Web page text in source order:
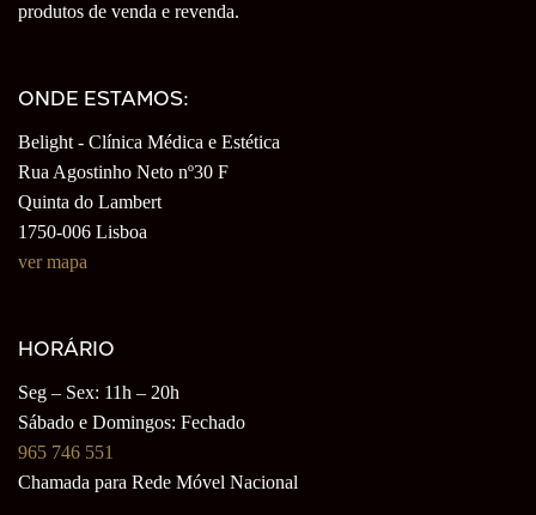
produtos de venda e revenda.
ONDE ESTAMOS:
Belight - Clínica Médica e Estética
Rua Agostinho Neto nº30 F
Quinta do Lambert
1750-006 Lisboa
ver mapa
HORÁRIO
Seg – Sex: 11h – 20h
Sábado e Domingos: Fechado
965 746 551
Chamada para Rede Móvel Nacional